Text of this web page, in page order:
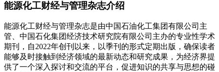
能源化工财经与管理杂志介绍
能源化工财经与管理杂志是由中国石油化工集团有限公司主
管、中国石化集团经济技术研究院有限公司主办的专业性学术
期刊，自2022年创刊以来，以季刊的形式定期出版，确保读者
能够及时接触到经济领域的最新动态和研究成果，为经济界提
供了一个深入探讨和交流的平台，促进知识的共享与思想的碰